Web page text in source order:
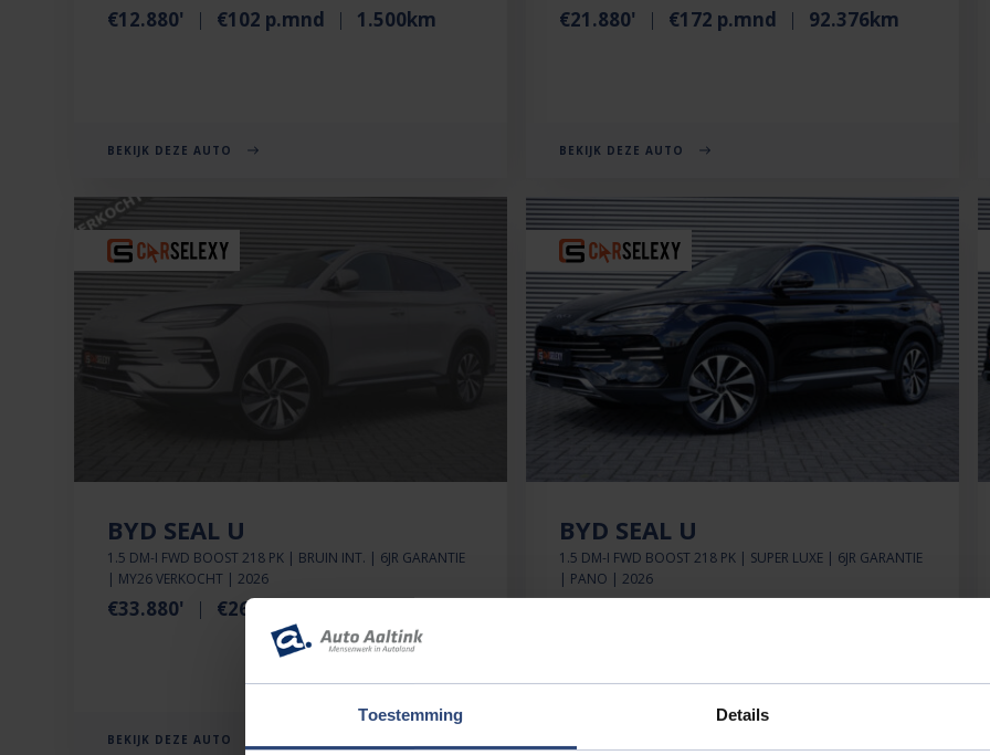
Toestemming Details
€12.880' €102 p.mnd 1.500km
BEKIJK DEZE AUTO
€21.880' €172 p.mnd 92.376km
BEKIJK DEZE AUTO
BYD SEAL U
1.5 DM-I FWD BOOST 218 PK | BRUIN INT. | 6JR GARANTIE
| MY26 VERKOCHT | 2026
€33.880' €266 p.mnd
BEKIJK DEZE AUTO
BYD SEAL U
1.5 DM-I FWD BOOST 218 PK | SUPER LUXE | 6JR GARANTIE
| PANO | 2026